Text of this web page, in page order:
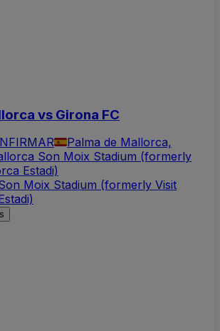
vs Girona FC
Palma de Mallorca,
Son Moix Stadium (formerly
Estadi)
Moix Stadium (formerly Visit